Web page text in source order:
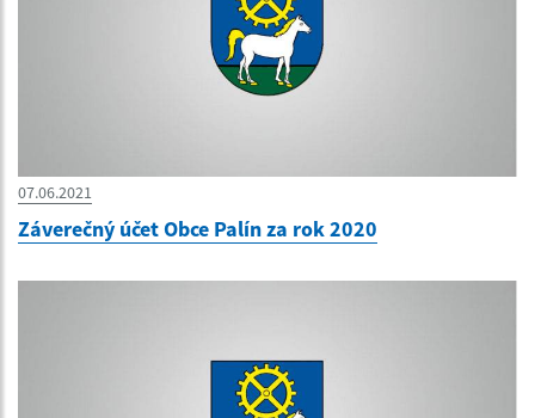
07.06.2021
Záverečný účet Obce Palín za rok 2020